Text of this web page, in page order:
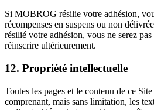
Si MOBROG résilie votre adhésion,
récompenses en suspens ou non
résilié votre adhésion, vous ne serez
réinscrire ultérieurement.
12. Propriété intellectuelle
Toutes les pages et le contenu de ce
comprenant, mais sans limitation, les